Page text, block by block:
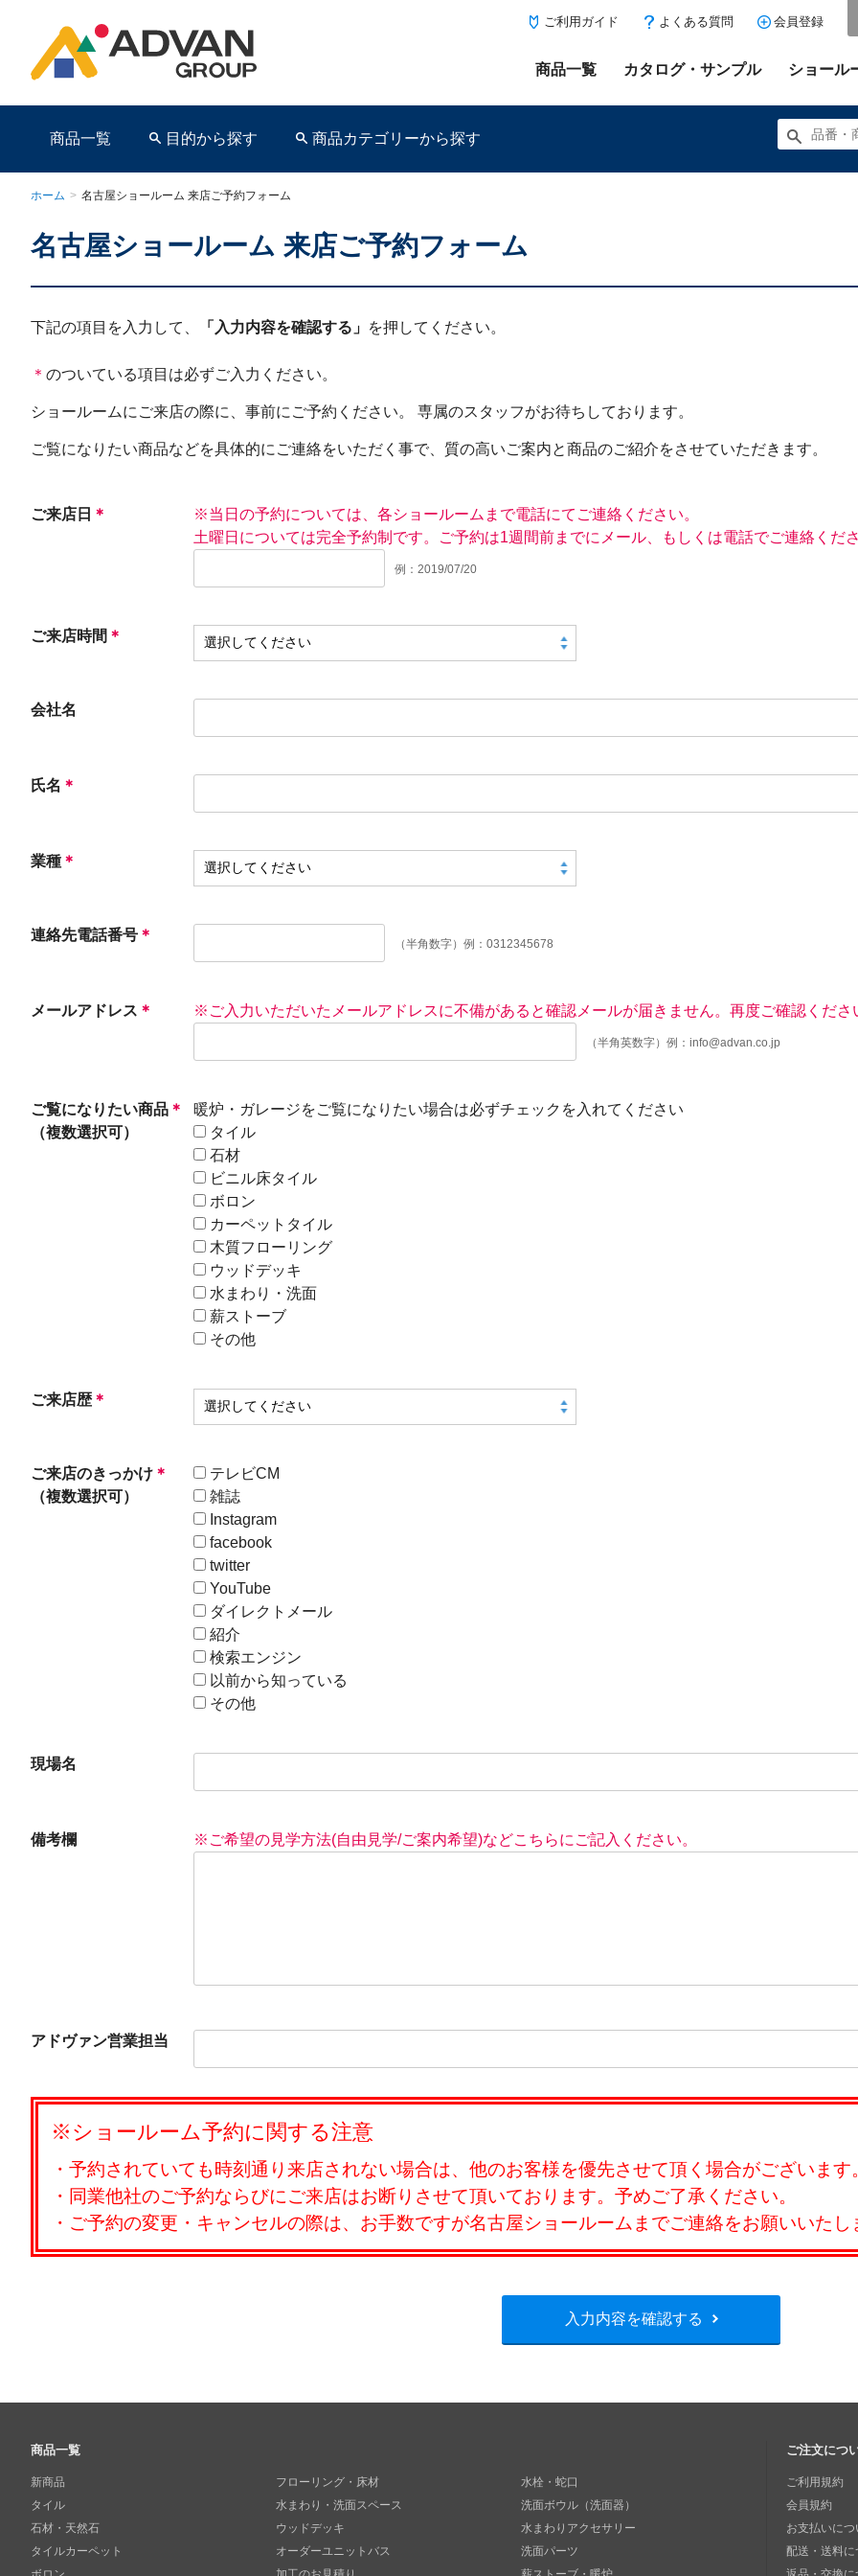
ご利用ガイド よくある質問 会員登録
商品一覧 カタログ・サンプル ショール
商品一覧 目的から探す 商品カテゴリーから探す
閉じる
ホーム > 名古屋ショールーム 来店ご予約フォーム
名古屋ショールーム 来店ご予約フォーム
下記の項目を入力して、 「入力内容を確認する」 を押してください。
＊ のついている項目は必ずご入力ください。
ショールームにご来店の際に、事前にご予約ください。 専属のスタッフがお待ちしております。
ご覧になりたい商品などを具体的にご連絡をいただく事で、質の高いご案内と商品のご紹介をさせていただきます。
ご来店日 ＊
※当日の予約については、各ショールームまで電話にてご連絡ください。
土曜日については完全予約制です。ご予約は1週間前までにメール、もしくは電話でご連絡くだ
例：2019/07/20
ご来店時間 ＊
会社名
氏名 ＊
業種 ＊
連絡先電話番号 ＊
（半角数字）例：0312345678
メールアドレス ＊ ※ご入力いただいたメールアドレスに不備があると確認メールが届きません。再度ご確認くださ
（半角英数字）例：info@advan.co.jp
ご覧になりたい商品 ＊
（複数選択可）
暖炉・ガレージをご覧になりたい場合は必ずチェックを入れてください
タイル
石材
ビニル床タイル
ボロン
カーペットタイル
木質フローリング
ウッドデッキ
水まわり・洗面
薪ストーブ
その他
ご来店歴＊
ご来店のきっかけ ＊
（複数選択可）
テレビCM
雑誌
Instagram
facebook
twitter
YouTube
ダイレクトメール
紹介
検索エンジン
以前から知っている
その他
現場名
備考欄 ※ご希望の見学方法(自由見学/ご案内希望)などこちらにご記入ください。
アドヴァン営業担当
※ショールーム予約に関する注意
・予約されていても時刻通り来店されない場合は、他のお客様を優先させて頂く場合がございま
・同業他社のご予約ならびにご来店はお断りさせて頂いております。予めご了承ください。
・ご予約の変更・キャンセルの際は、お手数ですが名古屋ショールームまでご連絡をお願いいたし
入力内容を確認する
商品一覧
新商品
タイル
石材・天然石
タイルカーペット
フローリング・床材
水まわり・洗面スペース
ウッドデッキ
オーダーユニットバス
水栓・蛇口
洗面ボウル（洗面器）
水まわりアクセサリー
洗面パーツ
ご注文につ
ご利用規約
会員規約
お支払いにつ
配送・送料